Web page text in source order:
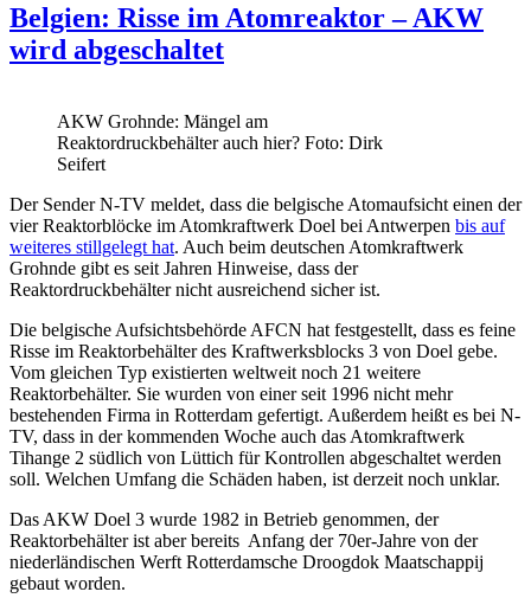
Belgien: Risse im Atomreaktor – AKW
wird abgeschaltet
AKW Grohnde: Mängel am
Reaktordruckbehälter auch hier? Foto: Dirk
Seifert
Der Sender N-TV meldet, dass die belgische Atomaufsicht einen der
vier Reaktorblöcke im Atomkraftwerk Doel bei Antwerpen bis auf
weiteres stillgelegt hat. Auch beim deutschen Atomkraftwerk
Grohnde gibt es seit Jahren Hinweise, dass der
Reaktordruckbehälter nicht ausreichend sicher ist.
Die belgische Aufsichtsbehörde AFCN hat festgestellt, dass es feine
Risse im Reaktorbehälter des Kraftwerksblocks 3 von Doel gebe.
Vom gleichen Typ existierten weltweit noch 21 weitere
Reaktorbehälter. Sie wurden von einer seit 1996 nicht mehr
bestehenden Firma in Rotterdam gefertigt. Außerdem heißt es bei N-
TV, dass in der kommenden Woche auch das Atomkraftwerk
Tihange 2 südlich von Lüttich für Kontrollen abgeschaltet werden
soll. Welchen Umfang die Schäden haben, ist derzeit noch unklar.
Das AKW Doel 3 wurde 1982 in Betrieb genommen, der
Reaktorbehälter ist aber bereits Anfang der 70er-Jahre von der
niederländischen Werft Rotterdamsche Droogdok Maatschappij
gebaut worden.